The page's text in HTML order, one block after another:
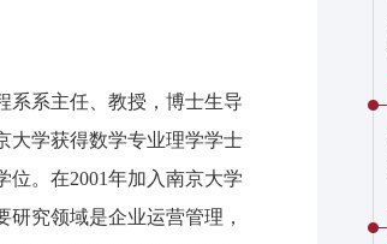
系系主任、教授，博士生导
大学获得数学专业理学学士
位。在2001年加入南京大学
究领域是企业运营管理，